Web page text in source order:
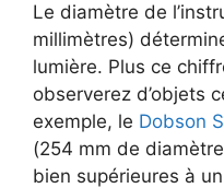
Le diamètre de
millimètres)
lumière. Plus ce
observerez d’objets
exemple, le Dobson
(254 mm de
bien supérieures à